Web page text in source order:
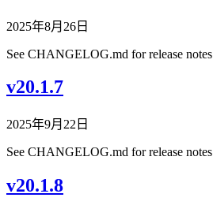
2025年8月26日
See CHANGELOG.md for release notes
v20.1.7
2025年9月22日
See CHANGELOG.md for release notes
v20.1.8